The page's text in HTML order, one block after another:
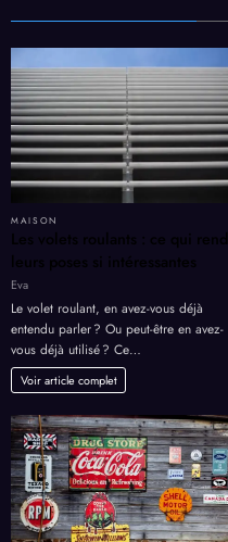
MAISON
Les volets roulants : ce qui rend
leurs poses si intéressantes
Eva
Le volet roulant, en avez-vous déjà
entendu parler ? Ou peut-être en avez-
vous déjà utilisé ? Ce…
Voir article complet